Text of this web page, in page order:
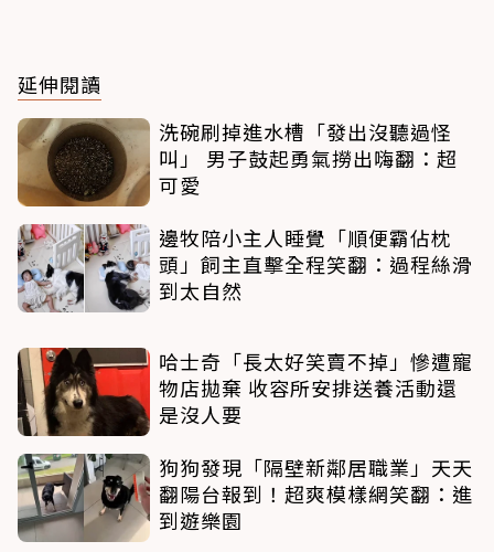
延伸閱讀
洗碗刷掉進水槽「發出沒聽過怪
叫」 男子鼓起勇氣撈出嗨翻：超
可愛
邊牧陪小主人睡覺「順便霸佔枕
頭」飼主直擊全程笑翻：過程絲滑
到太自然
哈士奇「長太好笑賣不掉」慘遭寵
物店拋棄 收容所安排送養活動還
是沒人要
狗狗發現「隔壁新鄰居職業」天天
翻陽台報到！超爽模樣網笑翻：進
到遊樂園